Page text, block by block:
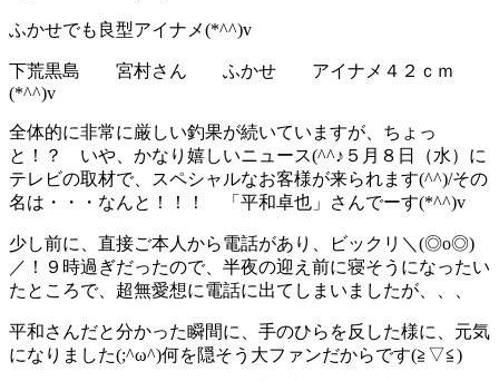
ふかせでも良型アイナメ(*^^)v
下荒黒島 宮村さん ふかせ アイナメ４２ｃｍ
(*^^)v
全体的に非常に厳しい釣果が続いていますが、ちょっ
と！？ いや、かなり嬉しいニュース(^^♪５月８日（水）に
テレビの取材で、スペシャルなお客様が来られます(^^)/その
名は・・・なんと！！！ 「平和卓也」さんでーす(*^^)v
少し前に、直接ご本人から電話があり、ビックリ＼(◎o◎)
／！９時過ぎだったので、半夜の迎え前に寝そうになったい
たところで、超無愛想に電話に出てしまいましたが、、、
平和さんだと分かった瞬間に、手のひらを反した様に、元気
になりました(;^ω^)何を隠そう大ファンだからです(≧▽≦)